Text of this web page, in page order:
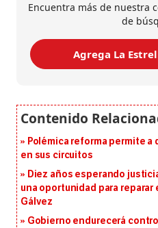
Encuentra más de nuestra
de
Agrega La
Polémica reforma permite a
en sus circuitos
Diez años esperando
una oportunidad para reparar
Gálvez
Gobierno endurecerá